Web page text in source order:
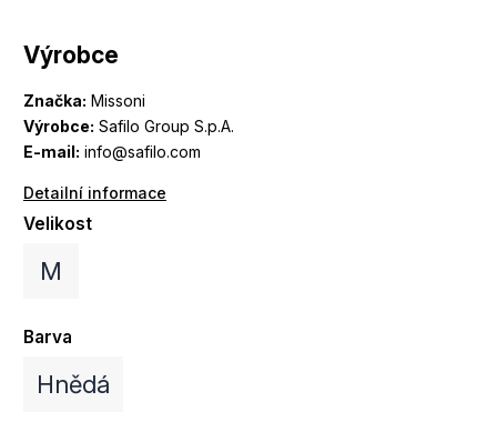
Výrobce
Značka: Missoni
Výrobce: Safilo Group S.p.A.
E-mail: info@safilo.com
Detailní informace
Velikost
M
Barva
Hnědá